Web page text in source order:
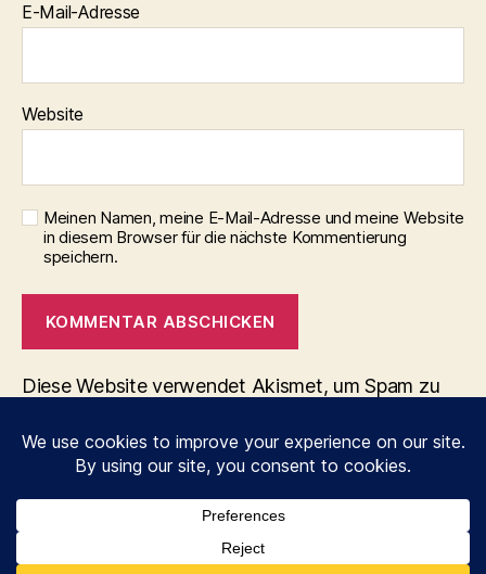
E-Mail-Adresse
Website
Meinen Namen, meine E-Mail-Adresse und meine Website
in diesem Browser für die nächste Kommentierung
speichern.
Diese Website verwendet Akismet, um Spam zu
verarbeitet werden.